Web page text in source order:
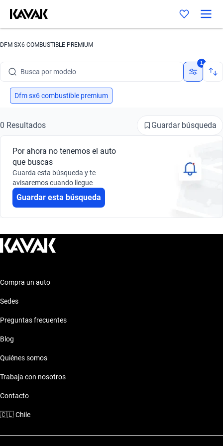
DFM SX6 COMBUSTIBLE PREMIUM
Busca por modelo
Busca por versión
Busca por marca
Busca por modelo
Busca por versión
1
Dfm sx6 combustible premium
0 Resultados Guardar búsqueda
Por ahora no tenemos el auto
que buscas
Guarda esta búsqueda y te
avisaremos cuando llegue
Guardar esta búsqueda
Compra un auto
Sedes
Preguntas frecuentes
Blog
Quiénes somos
Trabaja con nosotros
Contacto
🇨🇱Chile